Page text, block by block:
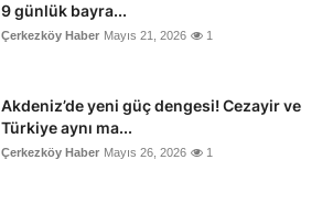
9 günlük bayra...
Çerkezköy Haber Mayıs 21, 2026 1
Akdeniz’de yeni güç dengesi! Cezayir ve
Türkiye aynı ma...
Çerkezköy Haber Mayıs 26, 2026 1